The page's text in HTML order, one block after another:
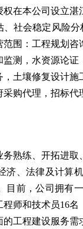
在本公司设立
社会稳定风险
围：工程规划
测，水资源论
土壤修复设计
购代理，招标
练、开拓进取
济、法律及计算
前，公司拥有
师和技术员16
工程建设服务